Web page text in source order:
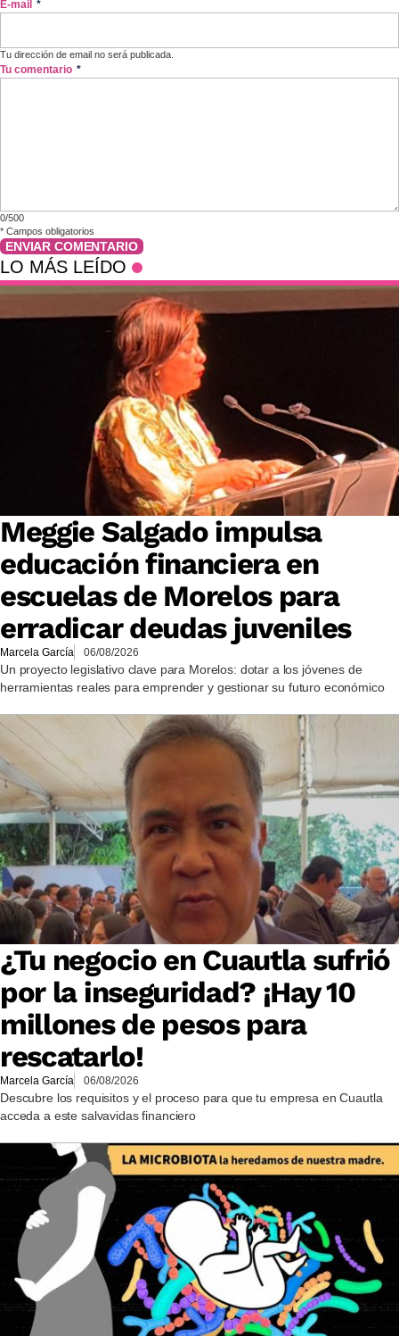
E-mail *
Tu dirección de email no será publicada.
Tu comentario *
0/500
* Campos obligatorios
ENVIAR COMENTARIO
LO MÁS LEÍDO
Meggie Salgado impulsa
educación financiera en
escuelas de Morelos para
erradicar deudas juveniles
Marcela García 06/08/2026
Un proyecto legislativo clave para Morelos: dotar a los jóvenes de
herramientas reales para emprender y gestionar su futuro económico
¿Tu negocio en Cuautla sufrió
por la inseguridad? ¡Hay 10
millones de pesos para
rescatarlo!
Marcela García 06/08/2026
Descubre los requisitos y el proceso para que tu empresa en Cuautla
acceda a este salvavidas financiero